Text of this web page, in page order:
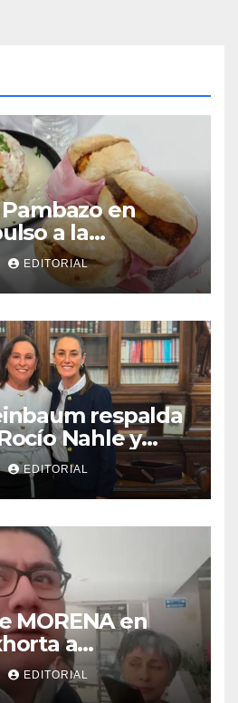
en
a la
y al turismo
EDITORIAL
respalda
Nahle y
económicos
EDITORIAL
MORENA en
a
respetar los
EDITORIAL